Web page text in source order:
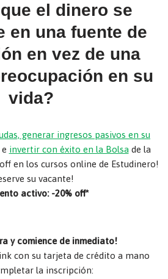
el dinero se
en una fuente de
en vez de una
en su
vida?
generar ingresos pasivos en su
e invertir con éxito en la Bolsa de la
en los cursos online de Estudinero!
su vacante!
activo: -20% off*
y comience de inmediato!
con su tarjeta de crédito a mano
la inscripción: